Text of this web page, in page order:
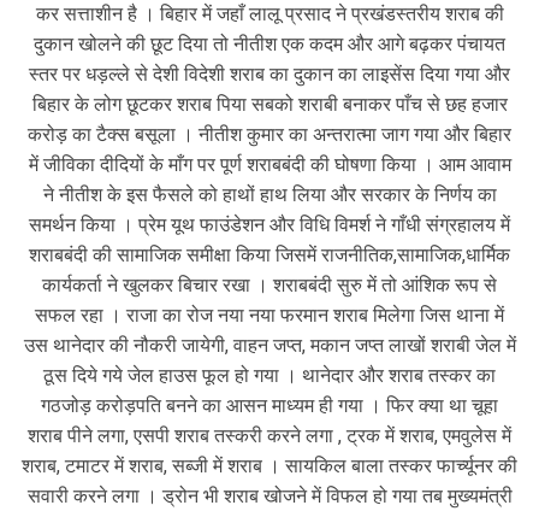
कर सत्ताशीन है । बिहार में जहाँ लालू प्रसाद ने प्रखंडस्तरीय शराब की
दुकान खोलने की छूट दिया तो नीतीश एक कदम और आगे बढ़कर पंचायत
स्तर पर धड़ल्ले से देशी विदेशी शराब का दुकान का लाइसेंस दिया गया और
बिहार के लोग छूटकर शराब पिया सबको शराबी बनाकर पाँच से छह हजार
करोड़ का टैक्स बसूला । नीतीश कुमार का अन्तरात्मा जाग गया और बिहार
में जीविका दीदियों के माँग पर पूर्ण शराबबंदी की घोषणा किया । आम आवाम
ने नीतीश के इस फैसले को हाथों हाथ लिया और सरकार के निर्णय का
समर्थन किया । प्रेम यूथ फाउंडेशन और विधि विमर्श ने गाँधी संग्रहालय में
शराबबंदी की सामाजिक समीक्षा किया जिसमें राजनीतिक,सामाजिक,धार्मिक
कार्यकर्ता ने खुलकर बिचार रखा । शराबबंदी सुरु में तो आंशिक रूप से
सफल रहा । राजा का रोज नया नया फरमान शराब मिलेगा जिस थाना में
उस थानेदार की नौकरी जायेगी, वाहन जप्त, मकान जप्त लाखों शराबी जेल में
ठूस दिये गये जेल हाउस फूल हो गया । थानेदार और शराब तस्कर का
गठजोड़ करोड़पति बनने का आसन माध्यम ही गया । फिर क्या था चूहा
शराब पीने लगा, एसपी शराब तस्करी करने लगा , ट्रक में शराब, एमवुलेस में
शराब, टमाटर में शराब, सब्जी में शराब । सायकिल बाला तस्कर फार्च्यूनर की
सवारी करने लगा । ड्रोन भी शराब खोजने में विफल हो गया तब मुख्यमंत्री